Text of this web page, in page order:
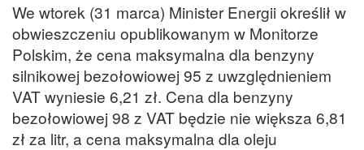
We wtorek (31 marca) Minister Energii określił w
obwieszczeniu opublikowanym w Monitorze
Polskim, że cena maksymalna dla benzyny
silnikowej bezołowiowej 95 z uwzględnieniem
VAT wyniesie 6,21 zł. Cena dla benzyny
bezołowiowej 98 z VAT będzie nie większa 6,81
zł za litr, a cena maksymalna dla oleju